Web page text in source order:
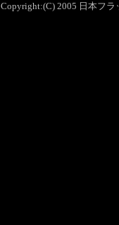
Copyright:(C) 2005 日本フラ